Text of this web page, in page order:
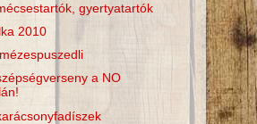
gyertyatartók
2010
a NO